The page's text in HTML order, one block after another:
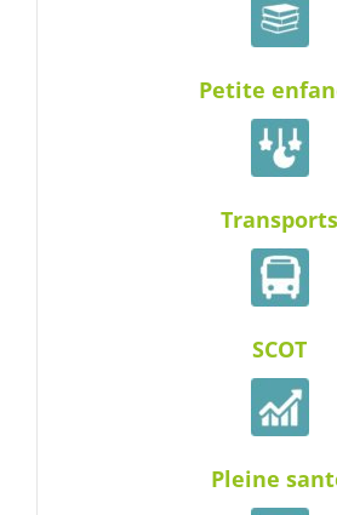
Petite
Transports
SCOT
Pleine